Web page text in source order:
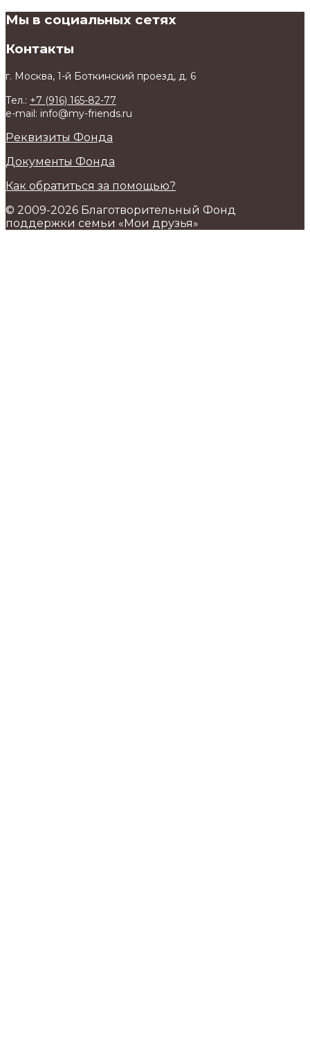
Мы в социальных сетях
Контакты
г. Москва, 1-й Боткинский проезд, д. 6
Тел.: +7 (916) 165-82-77
e-mail: info@my-friends.ru
Реквизиты Фонда
Документы Фонда
Как обратиться за помощью?
© 2009-2026 Благотворительный Фонд
поддержки семьи «Мои друзья»